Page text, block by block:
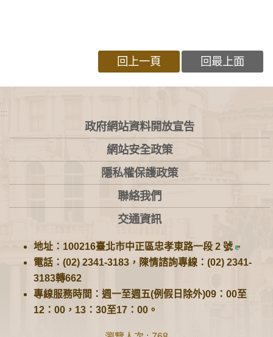
回上一頁 回最上面
:::
政府網站資料開放宣告
網站安全政策
隱私權保護政策
聯絡我們
交通資訊
地址：100216臺北市中正區忠孝東路一段 2 號
電話：(02) 2341-3183，陳情諮詢專線：(02) 2341-
3183轉662
專線服務時間：週一至週五(例假日除外)09：00至
12：00，13：30至17：00。